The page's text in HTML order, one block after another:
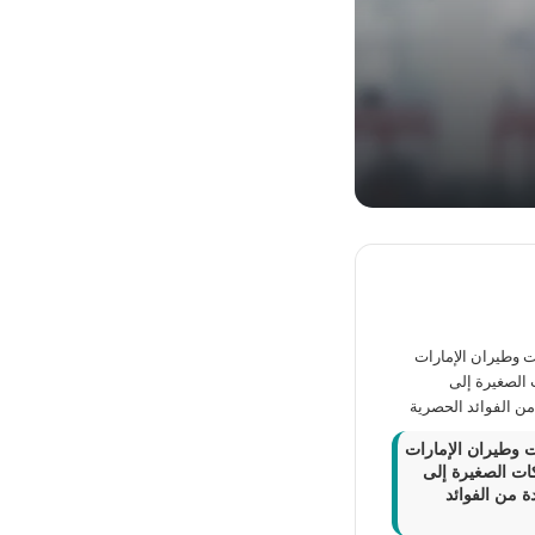
وطيران الإمارات
الصغيرة إلى
من الفوائد